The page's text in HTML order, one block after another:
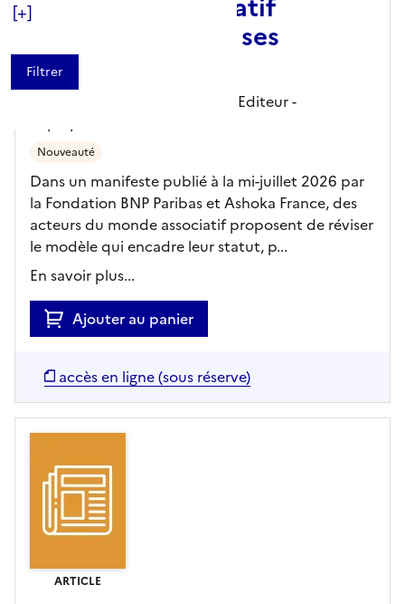
[+]
cherche à sauver ses
finances
Editeur-
Nouveauté
Dans un manifeste publié à la mi-juillet 2026 par
la Fondation BNP Paribas et Ashoka France, des
acteurs du monde associatif proposent de réviser
le modèle qui encadre leur statut, p...
En savoir plus...
Ajouter au panier
accès en ligne (sous réserve)
ARTICLE